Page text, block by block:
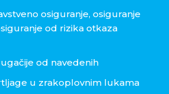
osiguranje, osiguranje
od rizika otkaza
od navedenih
u zrakoplovnim lukama